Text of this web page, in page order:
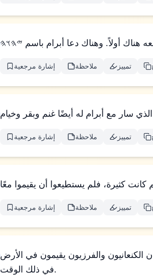
إشارة مرجعية ملاحظة تمييز
إشارة مرجعية ملاحظة تمييز
إشارة مرجعية ملاحظة تمييز
والفرزيون يقيمون في الأرض
في ذلك الوقت.